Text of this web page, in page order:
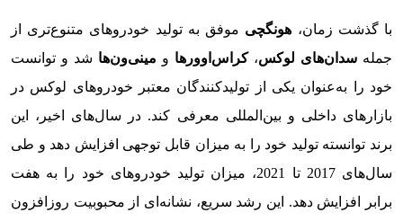
با گذشت زمان، هونگچی موفق به تولید خودروهای متنوع‌تری از
جمله سدان‌های لوکس،کراس‌اوورها و مینی‌ون‌ها شد و توانست
خود را به‌عنوان یکی از تولیدکنندگان معتبر خودروهای لوکس در
بازارهای داخلی و بین‌المللی معرفی کند. در سال‌های اخیر، این
برند توانسته تولید خود را به میزان قابل توجهی افزایش دهد و طی
سال‌های 2017 تا 2021، میزان تولید خودروهای خود را به هفت
برابر افزایش دهد. این رشد سریع، نشانه‌ای از محبوبیت روزافزون